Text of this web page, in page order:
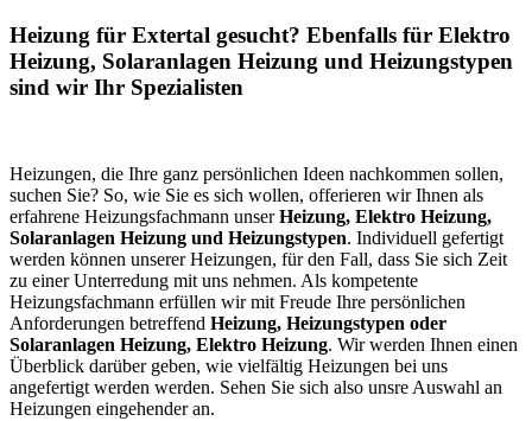
Heizung für Extertal gesucht? Ebenfalls für Elektro
Heizung, Solaranlagen Heizung und Heizungstypen
sind wir Ihr Spezialisten
Heizungen, die Ihre ganz persönlichen Ideen nachkommen sollen,
suchen Sie? So, wie Sie es sich wollen, offerieren wir Ihnen als
erfahrene Heizungsfachmann unserHeizung, Elektro Heizung,
Solaranlagen Heizung und Heizungstypen. Individuell gefertigt
werden können unserer Heizungen, für den Fall, dass Sie sich Zeit
zu einer Unterredung mit uns nehmen. Als kompetente
Heizungsfachmann erfüllen wir mit Freude Ihre persönlichen
Anforderungen betreffend Heizung, Heizungstypen oder
Solaranlagen Heizung, Elektro Heizung. Wir werden Ihnen einen
Überblick darüber geben, wie vielfältig Heizungen bei uns
angefertigt werden werden. Sehen Sie sich also unsre Auswahl an
Heizungen eingehender an.